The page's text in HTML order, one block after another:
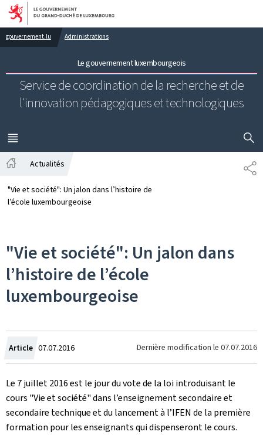
Aller au menu principal
Aller au contenu
gouvernement.lu Administrations
Le gouvernement luxembourgeois
Service de coordination de la recherche et de
l'innovation pédagogiques et technologiques
MENU
PRINCIPAL
Actualités
"Vie et société": Un jalon dans l’histoire de
l’école luxembourgeoise
"Vie et société": Un jalon dans
l’histoire de l’école
luxembourgeoise
Article Crée
le
07.07.2016 Dernière modification le 07.07.2016
Le 7 juillet 2016 est le jour du vote de la loi introduisant le
cours "Vie et société" dans l’enseignement secondaire et
secondaire technique et du lancement à l’IFEN de la première
formation pour les enseignants qui dispenseront le cours.